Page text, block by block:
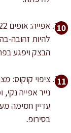
להיות זהובה-
הבצק ויפגע
נייר אפייה
עדיין חמימה
בסירופ.